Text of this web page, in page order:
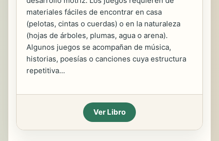
materiales fáciles de encontrar en casa
(pelotas, cintas o cuerdas) o en la naturaleza
(hojas de árboles, plumas, agua o arena).
Algunos juegos se acompañan de música,
historias, poesías o canciones cuya estructura
repetitiva...
Ver Libro